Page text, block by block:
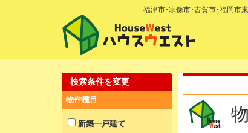
福津市･宗像市･古賀市･福岡市
検索条件を変更
物件種目
新築一戸建て